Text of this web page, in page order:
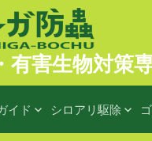
有害生物対策
イド シロアリ駆除